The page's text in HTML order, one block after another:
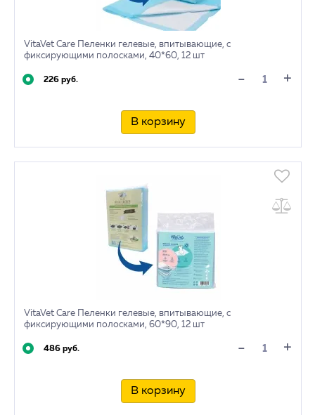
VitaVet Care Пеленки гелевые, впитывающие, с
фиксирующими полосками, 40*60, 12 шт
226 руб. - +
В корзину
VitaVet Care Пеленки гелевые, впитывающие, с
фиксирующими полосками, 60*90, 12 шт
486 руб. - +
В корзину